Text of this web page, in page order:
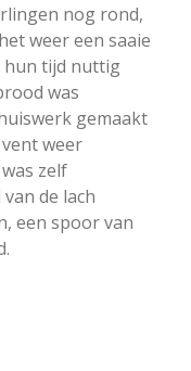
nog rond,
weer een saaie
hun tijd nuttig
was
gemaakt
weer
zelf
de lach
een spoor van